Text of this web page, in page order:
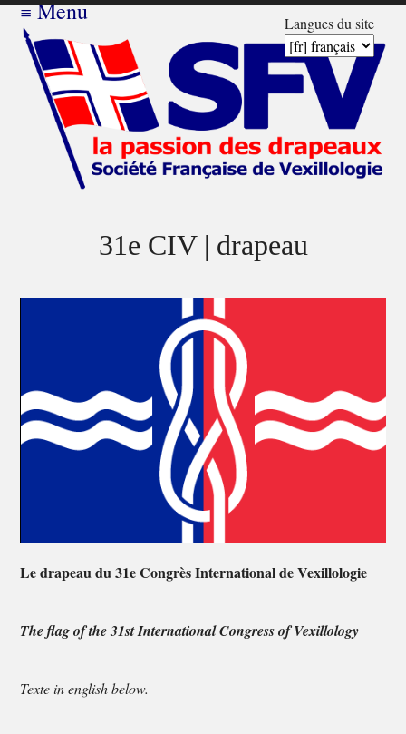
Langues du site
≡Menu
31e CIV | drapeau
Le drapeau du 31e Congrès International de Vexillologie
The flag of the 31st International Congress of Vexillology
Texte in english below.